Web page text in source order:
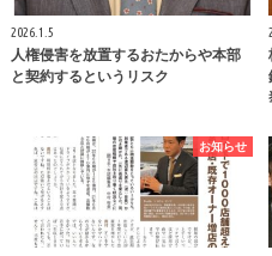
2026.1.5
人権侵害を放置するおたからや本部
と契約するというリスク
お知らせ